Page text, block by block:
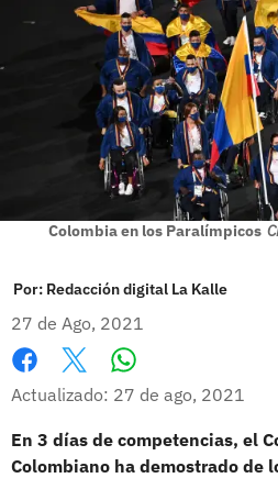
Colombia en los Paralímpicos
Por: Redacción digital La Kalle
27 de Ago, 2021
Facebook
X
Actualizado: 27 de ago, 2021
En 3 días de competencias, el
Colombiano ha demostrado de